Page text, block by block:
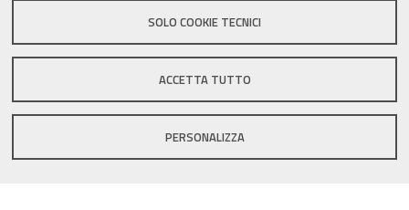
SOLO COOKIE TECNICI
ACCETTA TUTTO
PERSONALIZZA
Sito istituzionale Comune di Zola Predosa
DPO|Accessibilità